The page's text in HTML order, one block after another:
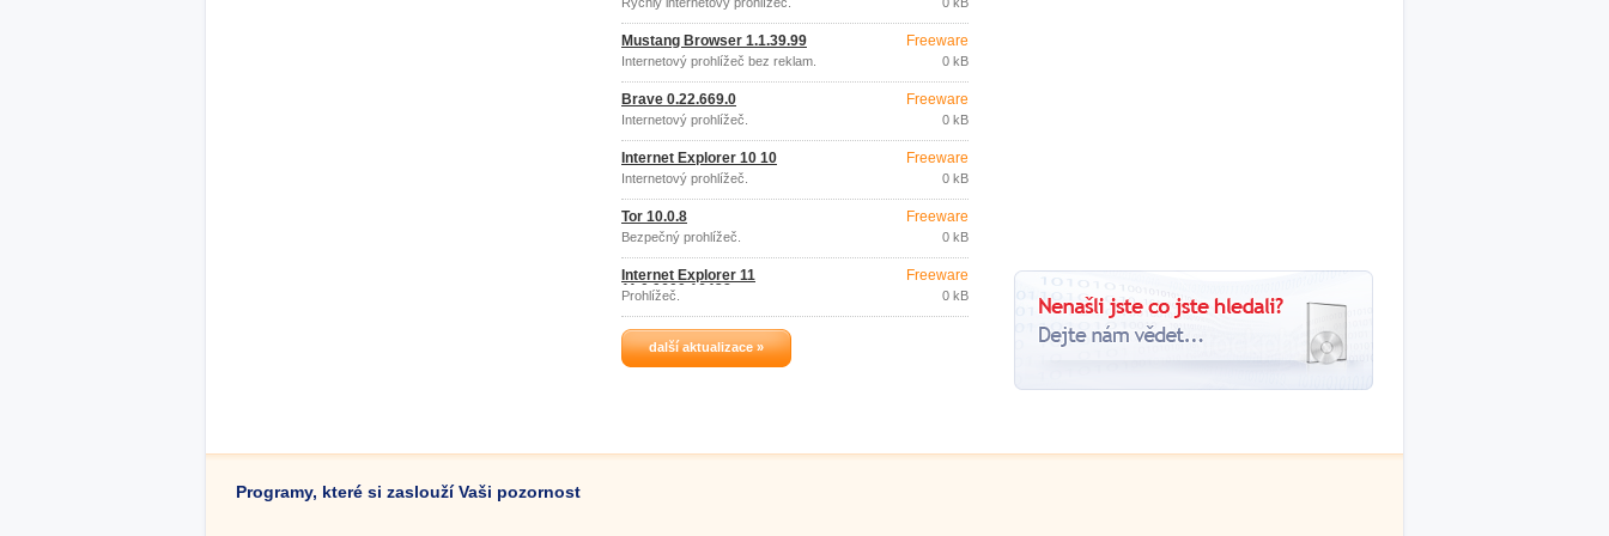
Mustang Browser 1.1.39.99
Internetový prohlížeč bez reklam.
Freeware
0 kB
Brave 0.22.669.0
Internetový prohlížeč.
Freeware
0 kB
Internet Explorer 10 10
Internetový prohlížeč.
Freeware
0 kB
Tor 10.0.8
Bezpečný prohlížeč.
Freeware
0 kB
Internet Explorer 11
11.0.9600.16428
Prohlížeč.
Freeware
0 kB
další aktualizace »
Programy, které si zaslouží Vaši pozornost